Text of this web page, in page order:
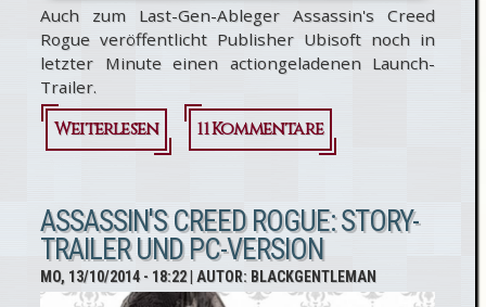
Auch zum Last-Gen-Ableger Assassin's Creed
Rogue veröffentlicht Publisher Ubisoft noch in
letzter Minute einen actiongeladenen Launch-
Trailer.
Weiterlesen
über
Creed
Rogue:
Launch-
11 Kommentare
ASSASSIN'S CREED ROGUE: STORY-
TRAILER UND PC-VERSION
MO, 13/10/2014 - 18:22| AUTOR: BLACKGENTLEMAN